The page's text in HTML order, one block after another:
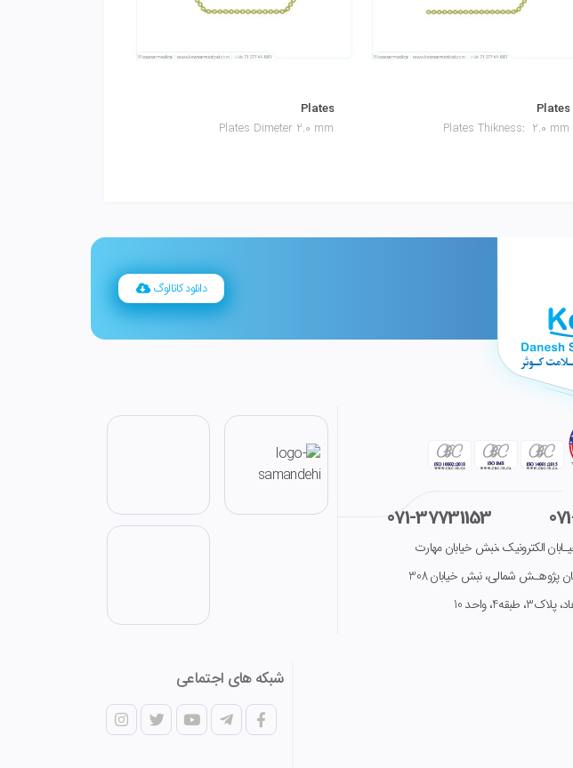
Plates
Plates Thikness: 2.0 mm
Plates
Plates Dimeter 2.0 mm
دانلود کاتالوگ
071-37731153
الکترونیک ،نبش خیابان مهارت
پژوهـش شمالی، نبش خیابان 308
واحد 10
شبکه های اجتماعی